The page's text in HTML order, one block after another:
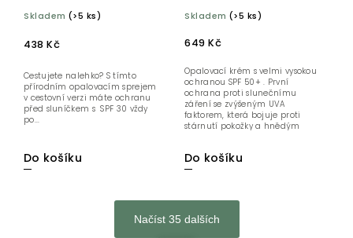
Skladem (>5 ks)
438 Kč
Do košíku
Cestujete nalehko? S tímto
přírodním opalovacím sprejem
v cestovní verzi máte ochranu
před sluníčkem s SPF 30 vždy
po...
Skladem (>5 ks)
649 Kč
Do košíku
Opalovací krém s velmi vysokou
ochranou SPF 50+ . První
ochrana proti slunečnímu
záření se zvýšeným UVA
faktorem, která bojuje proti
stárnutí pokožky a hnědým
Načíst 35 dalších